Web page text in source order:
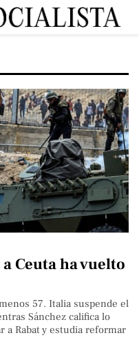
Ceuta ha vuelto
57. Italia suspende el
Sánchez califica lo
a Rabat y estudia reformar